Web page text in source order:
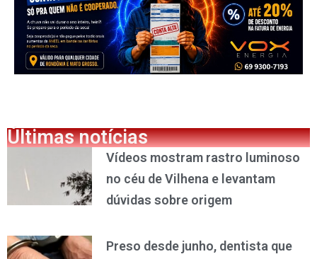
Últimas notícias
Vídeos mostram rastro luminoso
no céu de Vilhena e levantam
dúvidas sobre origem
Preso desde junho, dentista que